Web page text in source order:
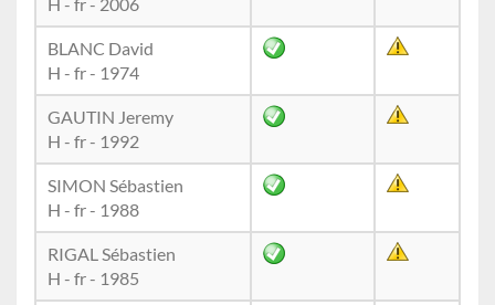
BLANC David
H - fr - 1974
GAUTIN Jeremy
H - fr - 1992
SIMON Sébastien
H - fr - 1988
RIGAL Sébastien
H - fr - 1985